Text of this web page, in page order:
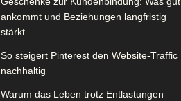
ankommt und Beziehungen langfristig
stärkt
So steigert Pinterest den Website-Traffic
nachhaltig
Warum das Leben trotz Entlastungen